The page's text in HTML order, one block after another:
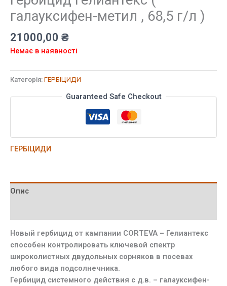
галауксифен-метил , 68,5 г/л )
21000,00 ₴
Немає в наявності
Категорія: ГЕРБІЦИДИ
Guaranteed Safe Checkout
ГЕРБІЦИДИ
Опис
Новый гербицид от кампании CORTEVA – Гелиантекс
способен контролировать ключевой спектр
широколистных двудольных сорняков в посевах
любого вида подсолнечника.
Гербицид системного действия с д.в. – галауксифен-